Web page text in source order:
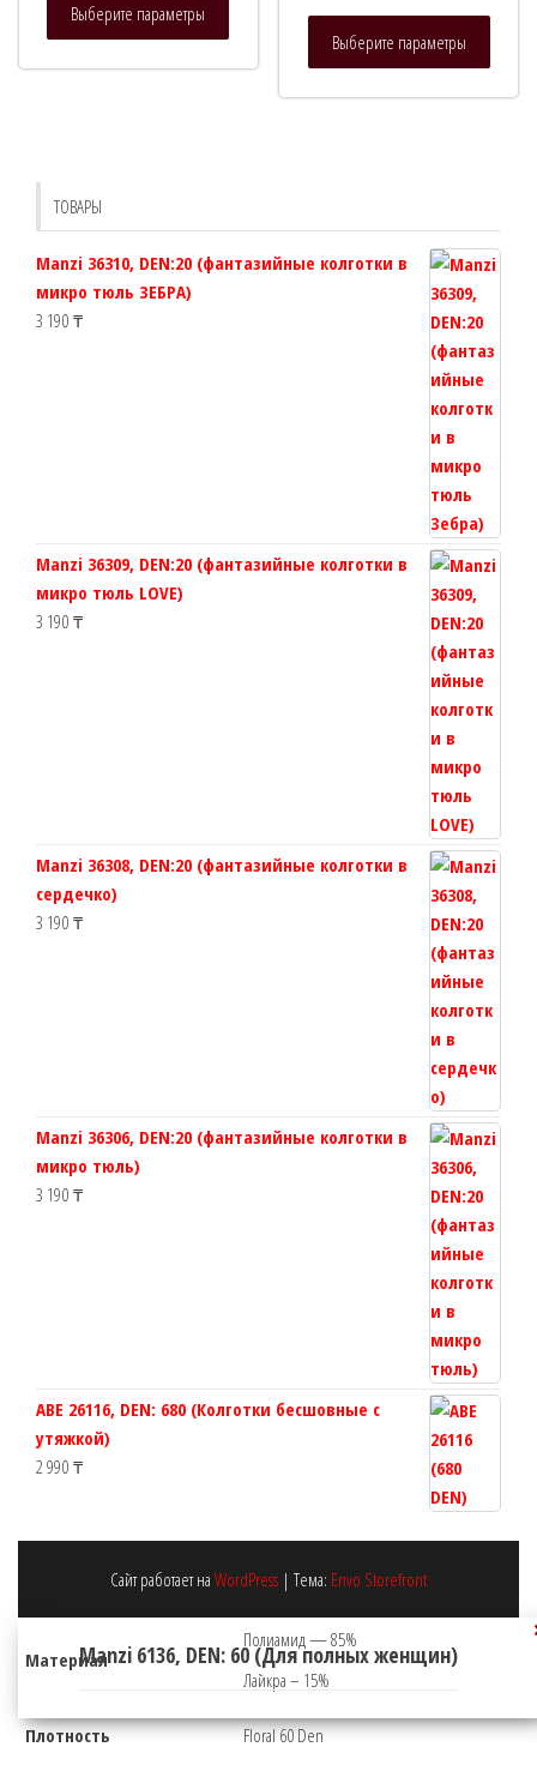
Выберите параметры
странице
Выберите параметры
Этот
на
ТОВАРЫ
Manzi 36310, DEN:20 (фантазийные колготки в
микро тюль ЗЕБРА)
3 190 ₸
Manzi 36309, DEN:20 (фантазийные колготки в
микро тюль LOVE)
3 190 ₸
Manzi 36308, DEN:20 (фантазийные колготки в
сердечко)
3 190 ₸
Manzi 36306, DEN:20 (фантазийные колготки в
микро тюль)
3 190 ₸
ABE 26116, DEN: 680 (Колготки бесшовные с
утяжкой)
2 990 ₸
Сайт работает на WordPress | Тема: Envo Storefront
Manzi 6136, DEN: 60 (Для полных женщин)
Материал
Полиамид — 85%
Лайкра – 15%
Плотность Floral 60 Den